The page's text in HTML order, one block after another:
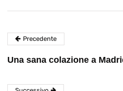
Precedente
Una sana colazione a